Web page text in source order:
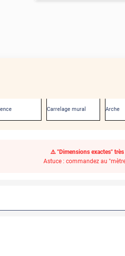
Carrelage mural Arche
⚠️ "Dimensions exactes"
Astuce : commandez au